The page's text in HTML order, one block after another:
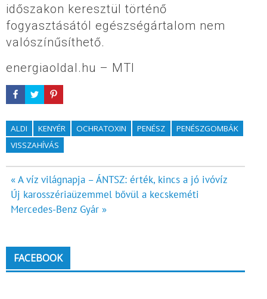
időszakon keresztül történő
fogyasztásától egészségártalom nem
valószínűsíthető.
energiaoldal.hu – MTI
ALDI KENYÉR OCHRATOXIN PENÉSZ
PENÉSZGOMBÁK
VISSZAHÍVÁS
Bejegyzés
navigáció
« A víz világnapja – ÁNTSZ: érték, kincs a jó ivóvíz
Új karosszériaüzemmel bővül a kecskeméti
Mercedes-Benz Gyár »
FACEBOOK